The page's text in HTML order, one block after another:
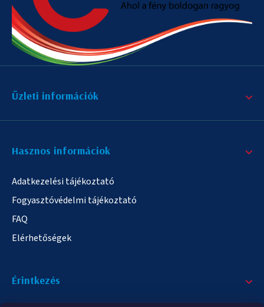
Üzleti információk
Hasznos informáciok
Adatkezelési tájékoztató
Fogyasztóvédelmi tájékoztató
FAQ
Elérhetőségek
Érintkezés